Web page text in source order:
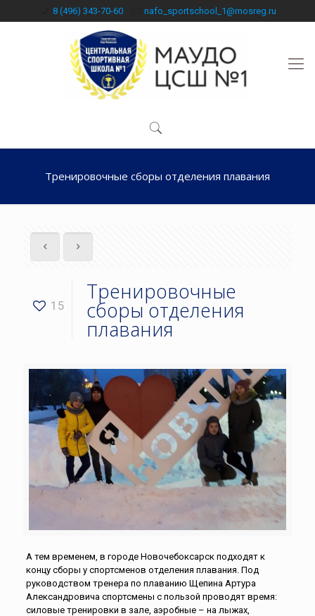
8 (496) 343-70-60 nafo_sportschool_1@mosreg.ru
Тренировочные сборы отделения плавания
15
Тренировочные
сборы отделения
плавания
А тем временем, в городе Новочебоксарск подходят к
концу сборы у спортсменов отделения плавания. Под
руководством тренера по плаванию Щепина Артура
Александровича спортсмены с пользой проводят время:
силовые тренировки в зале, аэробные – на лыжах,